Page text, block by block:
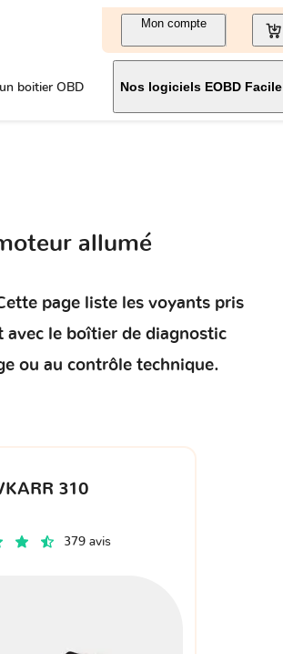
Mon compte
boitier OBD Nos logiciels EOBD Facile
allumé
page liste les voyants pris
avec le boîtier de diagnostic
ou au contrôle technique.
310
379 avis